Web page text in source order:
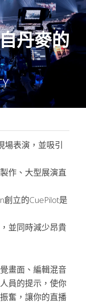
丹麥的
場表演，並吸引
作、大型展演直
創立的CuePilot是
並同時減少昂貴
畫面、編輯混音
員的提示，使你
奮，讓你的直播